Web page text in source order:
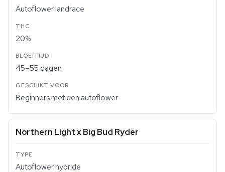
Autoflower landrace
20%
45–55 dagen
Beginners met een autoflower
Northern Light x Big Bud Ryder
Autoflower hybride